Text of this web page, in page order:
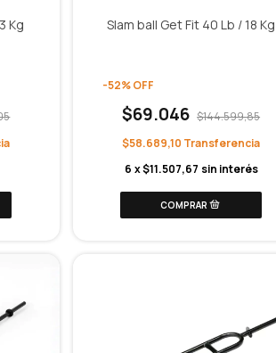
Kg Slam ball Get Fit 40 Lb / 18 Kg
-52%OFF
$69.046 $144.599,85
$58.689,10
6 x$11.507,67 sin interés